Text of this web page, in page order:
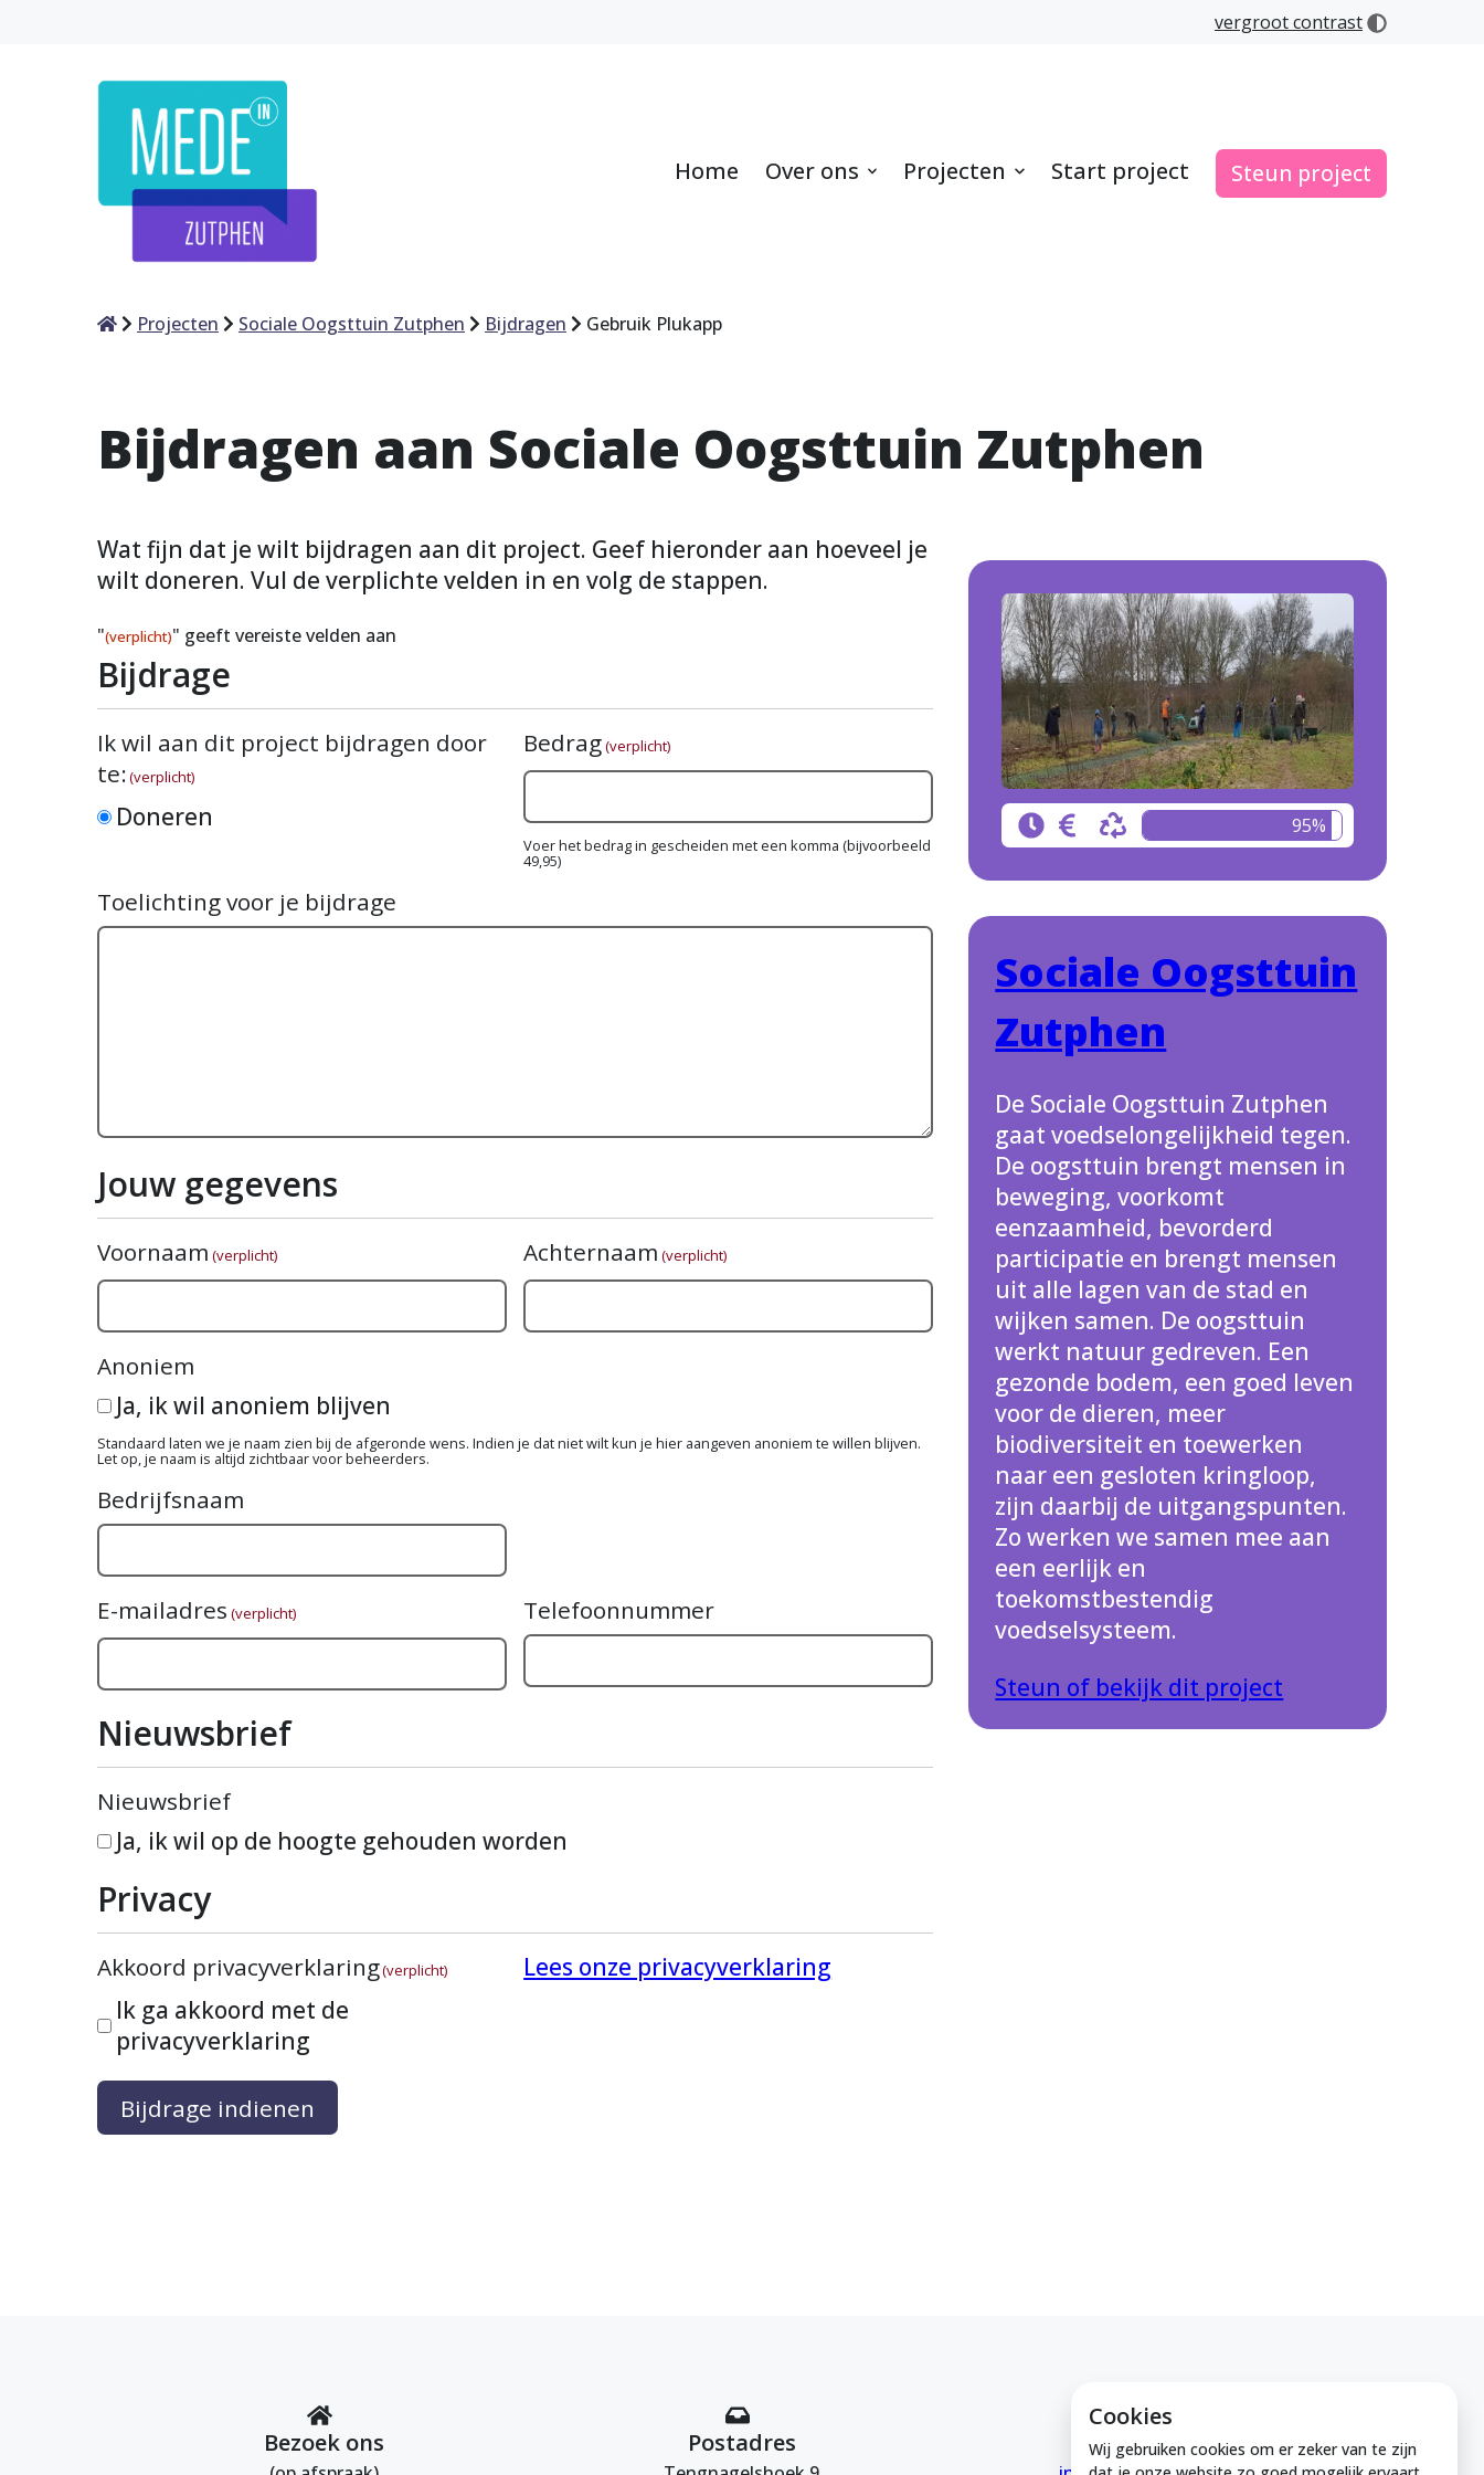
Cookies
Wij gebruiken cookies om er zeker van te zijn
vergroot contrast
Home Over ons Projecten Start project Steun project
HomeProjecten Sociale Oogsttuin Zutphen Bijdragen Gebruik Plukapp
Bijdragen aan Sociale Oogsttuin Zutphen
Wat fijn dat je wilt bijdragen aan dit project. Geef hieronder aan hoeveel je
wilt doneren. Vul de verplichte velden in en volg de stappen.
"(verplicht)" geeft vereiste velden aan
Bijdrage
Ik wil aan dit project bijdragen door
te:(verplicht)
Doneren
Bedrag(verplicht)
Voer het bedrag in gescheiden met een komma (bijvoorbeeld
49,95)
Toelichting voor je bijdrage
Jouw gegevens
Voornaam (verplicht) Achternaam (verplicht)
Anoniem
Ja, ik wil anoniem blijven
Standaard laten we je naam zien bij de afgeronde wens. Indien je dat niet wilt kun je hier aangeven anoniem te willen blijven.
Let op, je naam is altijd zichtbaar voor beheerders.
Bedrijfsnaam
E-mailadres (verplicht) Telefoonnummer
Nieuwsbrief
Nieuwsbrief
Ja, ik wil op de hoogte gehouden worden
Privacy
Akkoord privacyverklaring(verplicht)
Ik ga akkoord met de
privacyverklaring
Lees onze privacyverklaring
Bijdrage indienen
95%
Sociale Oogsttuin
Zutphen
De Sociale Oogsttuin Zutphen
gaat voedselongelijkheid tegen.
De oogsttuin brengt mensen in
beweging, voorkomt
eenzaamheid, bevorderd
participatie en brengt mensen
uit alle lagen van de stad en
wijken samen. De oogsttuin
werkt natuur gedreven. Een
gezonde bodem, een goed leven
voor de dieren, meer
biodiversiteit en toewerken
naar een gesloten kringloop,
zijn daarbij de uitgangspunten.
Zo werken we samen mee aan
een eerlijk en
toekomstbestendig
voedselsysteem.
Steun of bekijk dit project
Bezoek ons Postadres E-mail ons